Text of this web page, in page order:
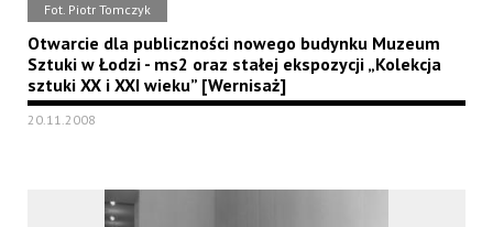
Fot. Piotr Tomczyk
Otwarcie dla publiczności nowego budynku Muzeum
Sztuki w Łodzi - ms2 oraz stałej ekspozycji „Kolekcja
sztuki XX i XXI wieku” [Wernisaż]
20.11.2008